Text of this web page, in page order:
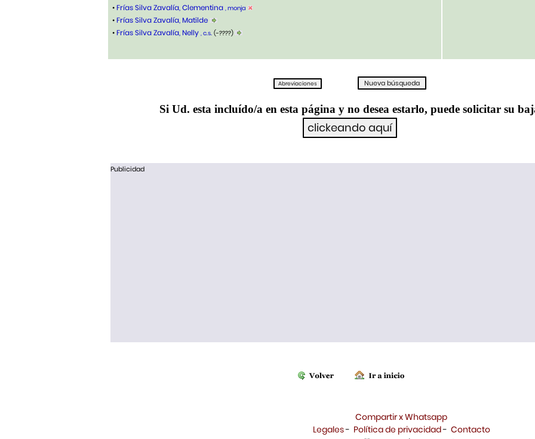
•Frías Silva Zavalía, Clementina , monja
•Frías Silva Zavalía, Matilde
•Frías Silva Zavalía, Nelly , c.s. (-????)
Si Ud. esta incluído/a en esta página y no desea estarlo, puede solicitar su
Publicidad
Compartir x Whatsapp
Legales- Política de privacidad- Contacto